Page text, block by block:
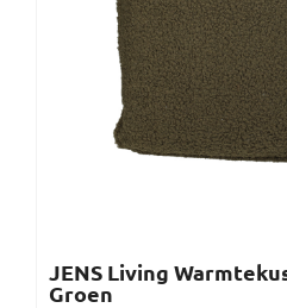
JENS Living
Groen